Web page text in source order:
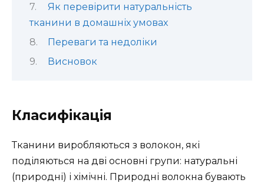
Як перевірити натуральність
тканини в домашніх умовах
Переваги та недоліки
Висновок
Класифікація
Тканини виробляються з волокон, які
поділяються на дві основні групи: натуральні
(природні) і хімічні. Природні волокна бувають